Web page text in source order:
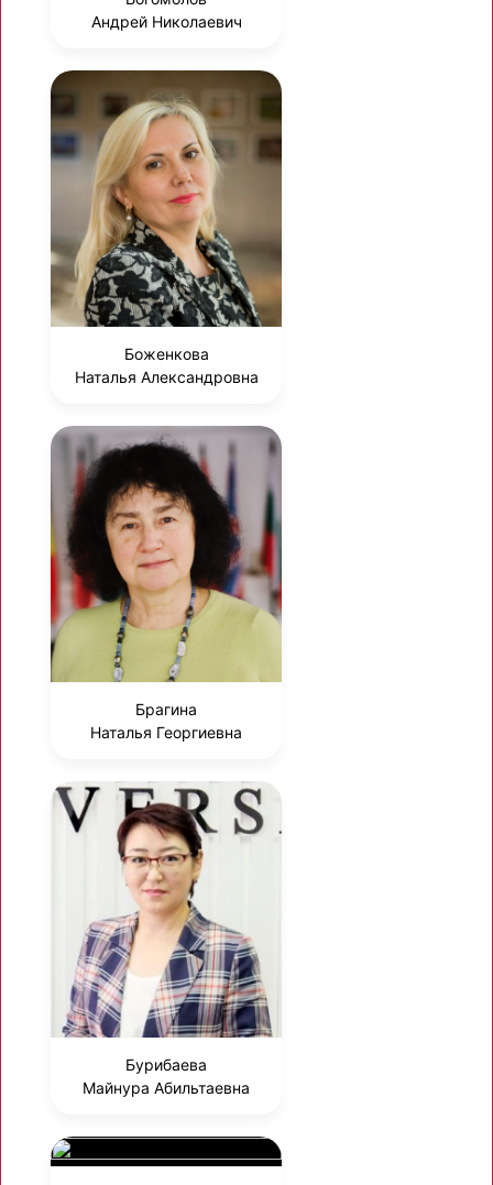
Андрей Николаевич
Боженкова
Наталья Александровна
Брагина
Наталья Георгиевна
Бурибаева
Майнура Абильтаевна